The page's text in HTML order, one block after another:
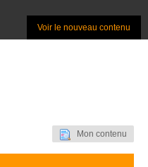
Voir le nouveau contenu
Mon contenu